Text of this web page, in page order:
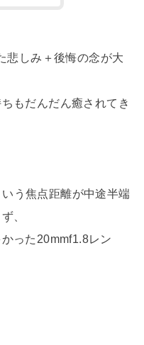
悲しみ＋後悔の念が大
もだんだん癒されてき
う焦点距離が中途半端
、
った20mmf1.8レン